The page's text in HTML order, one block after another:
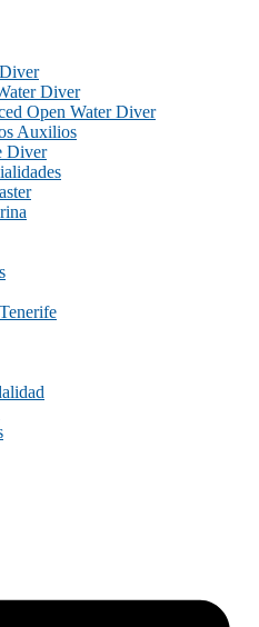
Diver
Open Water Diver
Auxilios
Diver